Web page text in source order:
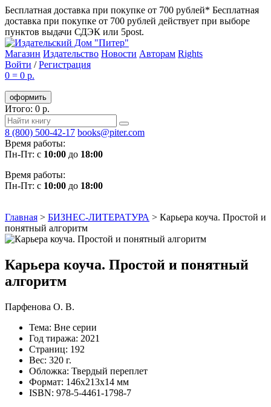
Бесплатная доставка при покупке от 700 рублей* Бесплатная
доставка при покупке от 700 рублей действует при выборе
пунктов выдачи СДЭК или 5post.
Магазин Издательство Новости Авторам Rights
Войти /Регистрация
0 = 0 р.
оформить
Итого: 0 р.
8 (800) 500-42-17 books@piter.com
Время работы:
Пн-Пт: с 10:00 до 18:00
Время работы:
Пн-Пт: с 10:00 до 18:00
Главная > БИЗНЕС-ЛИТЕРАТУРА > Карьера коуча. Простой и
понятный алгоритм
Карьера коуча. Простой и понятный
алгоритм
Парфенова О. В.
Тема: Вне серии
Год тиража: 2021
Страниц: 192
Вес: 320 г.
Обложка: Твердый переплет
Формат: 146х213х14 мм
ISBN: 978-5-4461-1798-7